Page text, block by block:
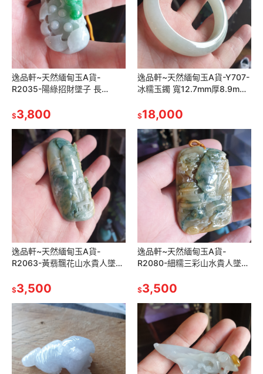
逸品軒~天然緬甸玉A貨-
R2035-陽綠招財墜子 長
獨特形狀，雕刻得栩栩如生
$3,800
逸品軒~天然緬甸玉A貨-Y707-
冰糯玉鐲 寬12.7mm厚8.9mm
摳無裂。 水頭
$18,000
逸品軒~天然緬甸玉A貨-
R2063-黃翡飄花山水貴人墜子
16.3mm 顏色濃郁，非常顯眼
$3,500
逸品軒~天然緬甸玉A貨-
R2080-細糯三彩山水貴人墜子
水頭很好，雕工精細。
$3,500